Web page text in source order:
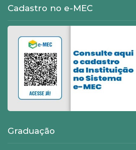
Cadastro no e-MEC
Graduação